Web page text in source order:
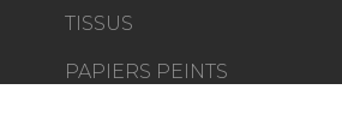
TISSUS
PAPIERS PEINTS